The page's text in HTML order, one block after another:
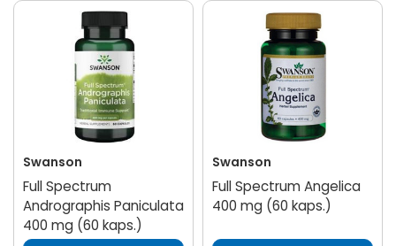
Swanson
Full Spectrum
Andrographis Paniculata
400 mg (60 kaps.)
Swanson
Full Spectrum Angelica
400 mg (60 kaps.)